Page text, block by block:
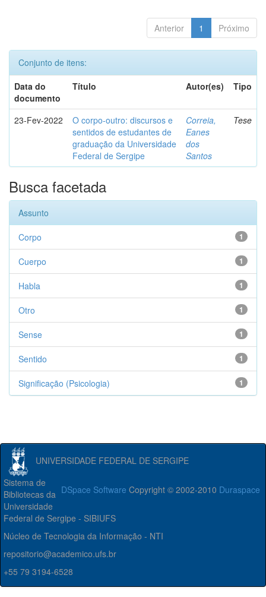
Anterior 1 Próximo
Conjunto de itens:
Data do
documento
Título Autor(es) Tipo
23-Fev-2022
O corpo-outro: discursos e
sentidos de estudantes de
graduação da Universidade
Federal de Sergipe
Correia,
Eanes
dos
Santos
Tese
Busca facetada
Assunto
1
Corpo
1
Cuerpo
1
Habla
1
Otro
1
Sense
1
Sentido
1
Significação (Psicologia)
UNIVERSIDADE FEDERAL DE SERGIPE
DSpace Software Copyright © 2002-2010 Duraspace
Sistema de
Bibliotecas da
Universidade
Federal de Sergipe - SIBIUFS
Núcleo de Tecnologia da Informação - NTI
repositorio@academico.ufs.br
+55 79 3194-6528